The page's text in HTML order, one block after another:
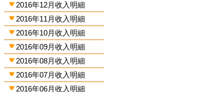
2016年12月收入明細
2016年11月收入明細
2016年10月收入明細
2016年09月收入明細
2016年08月收入明細
2016年07月收入明細
2016年06月收入明細